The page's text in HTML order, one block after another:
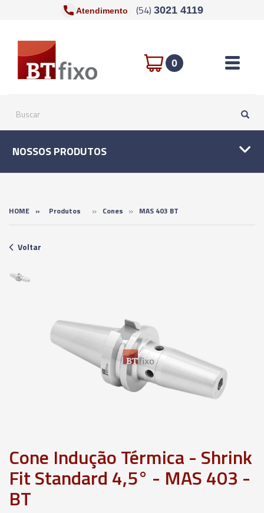
Atendimento (54) 3021 4119
0 Toggle
NOSSOS PRODUTOS
HOME » Produtos » Cones » MAS 403 BT
Voltar
Cone Indução Térmica - Shrink
Fit Standard 4,5° - MAS 403 -
BT